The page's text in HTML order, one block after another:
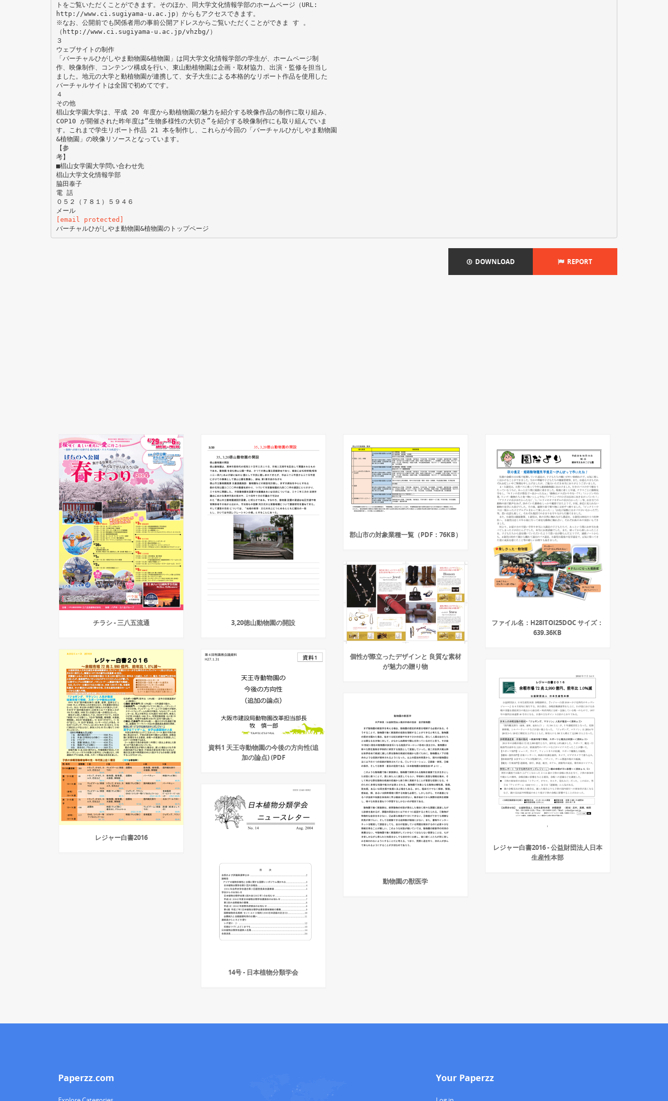
トをご覧いただくことができます。そのほか、同大学文化情報学部のホームページ（URL:
http://www.ci.sugiyama-u.ac.jp）からもアクセスできます。
※なお、公開前でも関係者用の事前公開アドレスからご覧いただくことができま す 。
（http://www.ci.sugiyama-u.ac.jp/vhzbg/）
３
ウェブサイトの制作
「バーチャルひがしやま動物園&植物園」は同大学文化情報学部の学生が、ホームページ制
作、映像制作、コンテンツ構成を行い、東山動植物園は企画・取材協力、出演・監修を担当し
ました。地元の大学と動植物園が連携して、女子大生による本格的なリポート作品を使用した
バーチャルサイトは全国で初めてです。
４
その他
椙山女学園大学は、平成 20 年度から動植物園の魅力を紹介する映像作品の制作に取り組み、
COP10 が開催された昨年度は“生物多様性の大切さ”を紹介する映像制作にも取り組んでいま
す。これまで学生リポート作品 21 本を制作し、これらが今回の「バーチャルひがしやま動物園
&植物園」の映像リソースとなっています。
【参
考】
■椙山女学園大学問い合わせ先
椙山大学文化情報学部
脇田泰子
電 話
０５２（７８１）５９４６
メール
[email protected]
DOWNLOAD REPORT
チラシ - 三八五流通 3,20徳山動物園の開設
郡山市の対象業種一覧（PDF：76KB）
ファイル名：H28ITOI25DOC サイズ：
639.36KB
個性が際立ったデザインと 良質な素材
が魅力の贈り物
レジャー白書2016
資料1 天王寺動物園の今後の方向性(追
加の論点) (PDF
レジャー白書2016 - 公益財団法人日本
生産性本部
動物園の獣医学
14号 - 日本植物分類学会
Paperzz.com Your Paperzz